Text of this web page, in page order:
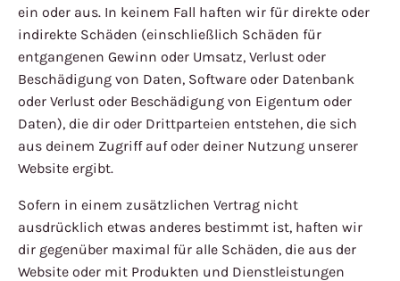
ein oder aus. In keinem Fall haften wir für direkte oder
indirekte Schäden (einschließlich Schäden für
entgangenen Gewinn oder Umsatz, Verlust oder
Beschädigung von Daten, Software oder Datenbank
oder Verlust oder Beschädigung von Eigentum oder
Daten), die dir oder Drittparteien entstehen, die sich
aus deinem Zugriff auf oder deiner Nutzung unserer
Website ergibt.
Sofern in einem zusätzlichen Vertrag nicht
ausdrücklich etwas anderes bestimmt ist, haften wir
dir gegenüber maximal für alle Schäden, die aus der
Website oder mit Produkten und Dienstleistungen